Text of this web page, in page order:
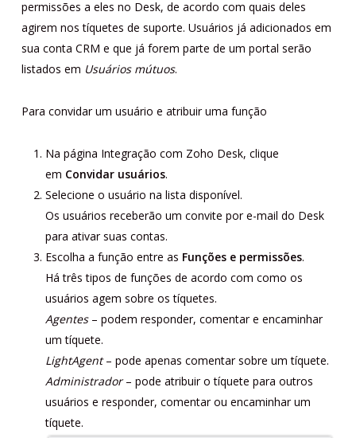
permissões a eles no Desk, de acordo com quais deles
agirem nos tíquetes de suporte. Usuários já adicionados em
sua conta CRM e que já forem parte de um portal serão
listados em Usuários mútuos.
Para convidar um usuário e atribuir uma função
Na página Integração com Zoho Desk, clique
em Convidar usuários.
Selecione o usuário na lista disponível.
Os usuários receberão um convite por e-mail do Desk
para ativar suas contas.
Escolha a função entre as Funções e permissões.
Há três tipos de funções de acordo com como os
usuários agem sobre os tíquetes.
Agentes– podem responder, comentar e encaminhar
um tíquete.
LightAgent– pode apenas comentar sobre um tíquete.
Administrador– pode atribuir o tíquete para outros
usuários e responder, comentar ou encaminhar um
tíquete.